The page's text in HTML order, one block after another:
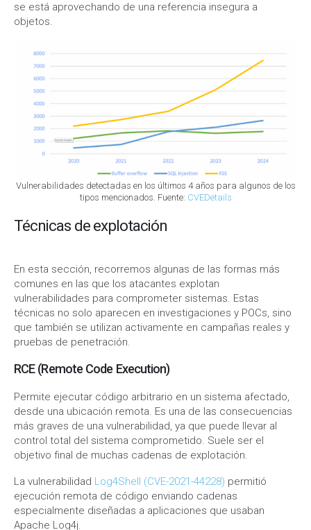
se está aprovechando de una referencia insegura a
objetos.
Vulnerabilidades detectadas en los últimos 4 años para algunos de los
tipos mencionados. Fuente: CVEDetails
Técnicas de explotación
En esta sección, recorremos algunas de las formas más
comunes en las que los atacantes explotan
vulnerabilidades para comprometer sistemas. Estas
técnicas no solo aparecen en investigaciones y POCs, sino
que también se utilizan activamente en campañas reales y
pruebas de penetración.
RCE (Remote Code Execution)
Permite ejecutar código arbitrario en un sistema afectado,
desde una ubicación remota. Es una de las consecuencias
más graves de una vulnerabilidad, ya que puede llevar al
control total del sistema comprometido. Suele ser el
objetivo final de muchas cadenas de explotación.
La vulnerabilidad Log4Shell (CVE-2021-44228) permitió
ejecución remota de código enviando cadenas
especialmente diseñadas a aplicaciones que usaban
Apache Log4j.